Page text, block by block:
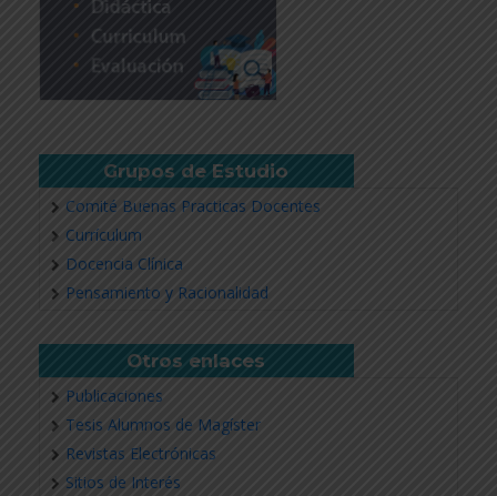
Grupos de Estudio
Comité Buenas Practicas Docentes
Currículum
Docencia Clínica
Pensamiento y Racionalidad
Otros enlaces
Publicaciones
Tesis Alumnos de Magíster
Revistas Electrónicas
Sitios de Interés